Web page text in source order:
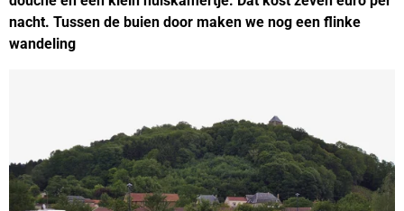
nacht. Tussen de buien door maken we nog een flinke
wandeling